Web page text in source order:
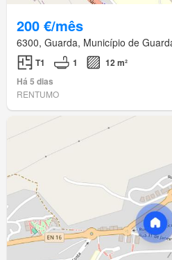
200 €/mês
6300, Guarda, Município de
T1 1
12 m²
Há 5 dias
RENTUMO